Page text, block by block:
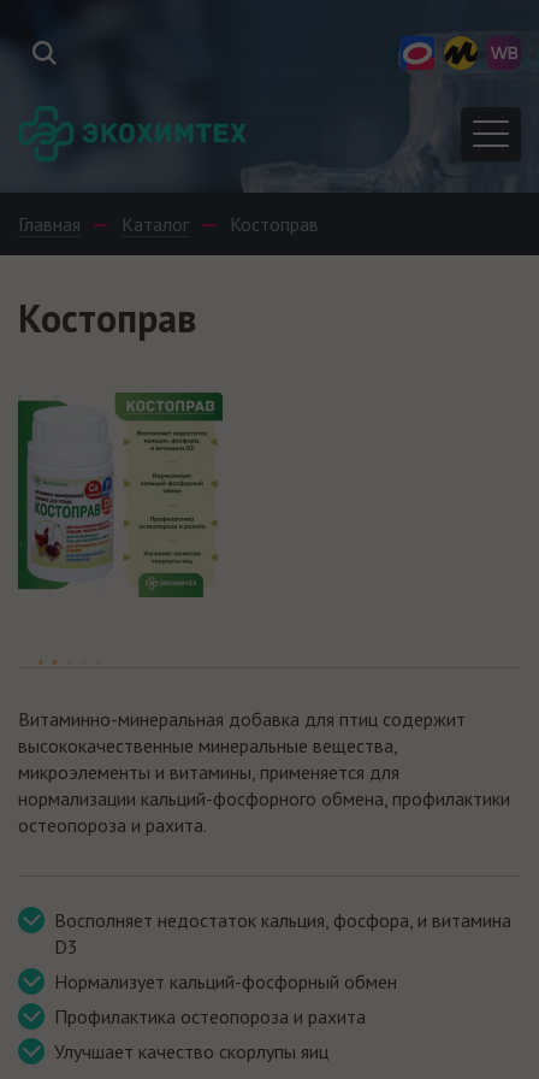
Главная Каталог Костоправ
Костоправ
Витаминно-минеральная добавка для птиц содержит
высококачественные минеральные вещества,
микроэлементы и витамины, применяется для
нормализации кальций-фосфорного обмена, профилактики
остеопороза и рахита.
Восполняет недостаток кальция, фосфора, и витамина
D3
Нормализует кальций-фосфорный обмен
Профилактика остеопороза и рахита
Улучшает качество скорлупы яиц